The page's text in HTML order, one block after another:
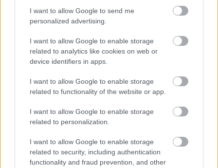
I want to allow Google to send me
personalized advertising.
I want to allow Google to enable storage
related to analytics like cookies on web or
device identifiers in apps.
I want to allow Google to enable storage
related to functionality of the website or app.
I want to allow Google to enable storage
related to personalization.
I want to allow Google to enable storage
related to security, including authentication
functionality and fraud prevention, and other
a projekt részleteinek megismerését követően
beinduló EU-s kritikai sortüzet. Ami ellen már
Ajánlott bejegyzések: